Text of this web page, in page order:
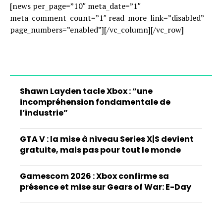
[news per_page=”10″ meta_date=”1″
meta_comment_count=”1″ read_more_link=”disabled”
page_numbers=”enabled”][/vc_column][/vc_row]
Shawn Layden tacle Xbox : “une
incompréhension fondamentale de
l’industrie”
GTA V : la mise à niveau Series X|S devient
gratuite, mais pas pour tout le monde
Gamescom 2026 : Xbox confirme sa
présence et mise sur Gears of War: E-Day